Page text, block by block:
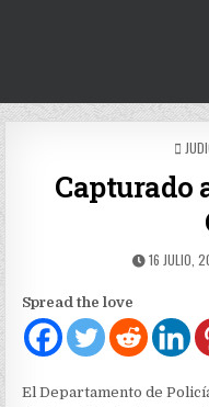
Capturado
PUBLISHED
16 JULIO,
Spread the love
El Departamento de